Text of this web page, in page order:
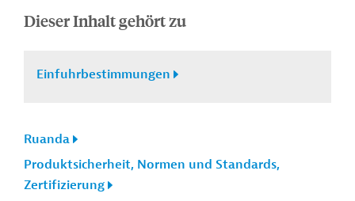
Dieser Inhalt gehört zu
Einfuhrbestimmungen
Ruanda
Produktsicherheit, Normen und Standards,
Zertifizierung